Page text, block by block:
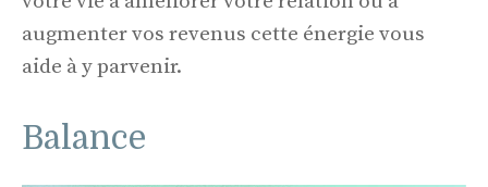
augmenter vos revenus cette énergie vous
aide à y parvenir.
Balance